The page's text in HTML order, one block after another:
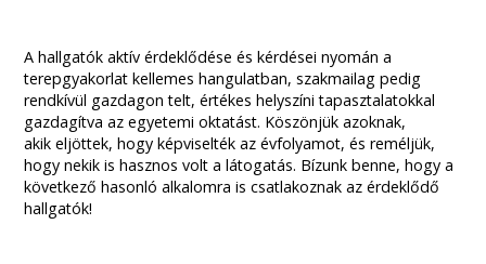
A hallgatók aktív érdeklődése és kérdései nyomán a
terepgyakorlat kellemes hangulatban, szakmailag pedig
rendkívül gazdagon telt, értékes helyszíni tapasztalatokkal
gazdagítva az egyetemi oktatást. Köszönjük azoknak,
akik eljöttek, hogy képviselték az évfolyamot, és reméljük,
hogy nekik is hasznos volt a látogatás. Bízunk benne, hogy a
következő hasonló alkalomra is csatlakoznak az érdeklődő
hallgatók!